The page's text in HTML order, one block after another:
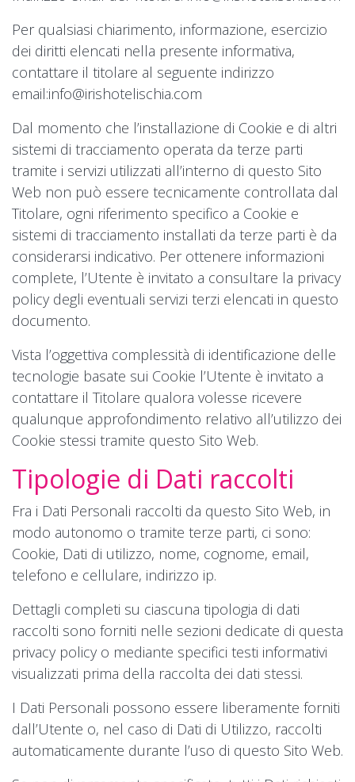
Per qualsiasi chiarimento, informazione, esercizio
dei diritti elencati nella presente informativa,
contattare il titolare al seguente indirizzo
email:info@irishotelischia.com
Dal momento che l’installazione di Cookie e di altri
sistemi di tracciamento operata da terze parti
tramite i servizi utilizzati all’interno di questo Sito
Web non può essere tecnicamente controllata dal
Titolare, ogni riferimento specifico a Cookie e
sistemi di tracciamento installati da terze parti è da
considerarsi indicativo. Per ottenere informazioni
complete, l’Utente è invitato a consultare la privacy
policy degli eventuali servizi terzi elencati in questo
documento.
Vista l’oggettiva complessità di identificazione delle
tecnologie basate sui Cookie l’Utente è invitato a
contattare il Titolare qualora volesse ricevere
qualunque approfondimento relativo all’utilizzo dei
Cookie stessi tramite questo Sito Web.
Tipologie di Dati raccolti
Fra i Dati Personali raccolti da questo Sito Web, in
modo autonomo o tramite terze parti, ci sono:
Cookie, Dati di utilizzo, nome, cognome, email,
telefono e cellulare, indirizzo ip.
Dettagli completi su ciascuna tipologia di dati
raccolti sono forniti nelle sezioni dedicate di questa
privacy policy o mediante specifici testi informativi
visualizzati prima della raccolta dei dati stessi.
I Dati Personali possono essere liberamente forniti
dall’Utente o, nel caso di Dati di Utilizzo, raccolti
automaticamente durante l’uso di questo Sito Web.